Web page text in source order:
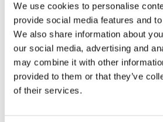
We use cookies to personalise
provide social media features and
We also share information about
our social media, advertising and
may combine it with other
provided to them or that they’ve
of their services.
Besteld
vr 07 aug.
Verzonden
ma 10 aug.
Snelle levering uit eigen voorraad
Gratis verzending vanaf €50